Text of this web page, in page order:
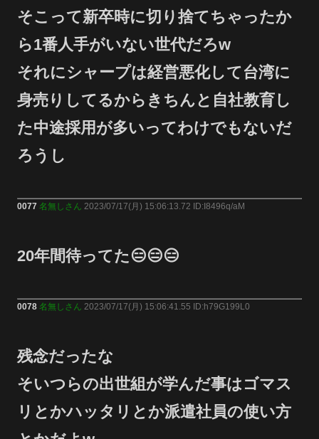
そこって新卒時に切り捨てちゃったか
ら1番人手がいない世代だろw
それにシャープは経営悪化して台湾に
身売りしてるからきちんと自社教育し
た中途採用が多いってわけでもないだ
ろうし
0077 名無しさん 2023/07/17(月) 15:06:13.72 ID:I8496q/aM
20年間待ってた😑😑😑
0078 名無しさん 2023/07/17(月) 15:06:41.55 ID:h79G199L0
残念だったな
そいつらの出世組が学んだ事はゴマス
リとかハッタリとか派遣社員の使い方